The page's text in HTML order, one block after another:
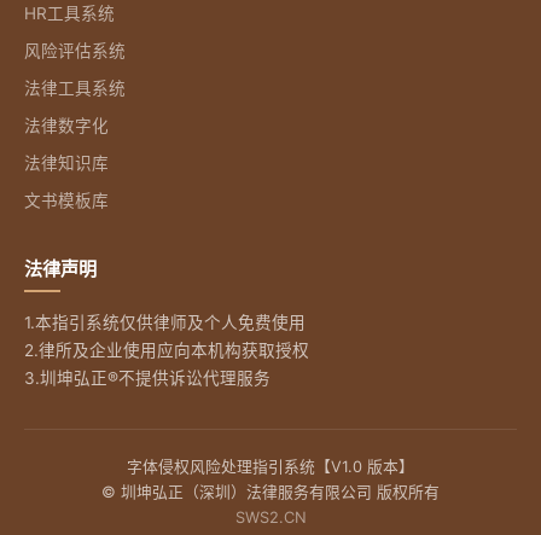
HR工具系统
风险评估系统
法律工具系统
法律数字化
法律知识库
文书模板库
法律声明
1.本指引系统仅供律师及个人免费使用
2.律所及企业使用应向本机构获取授权
3.圳坤弘正®不提供诉讼代理服务
字体侵权风险处理指引系统【V1.0 版本】
© 圳坤弘正（深圳）法律服务有限公司 版权所有
SWS2.CN